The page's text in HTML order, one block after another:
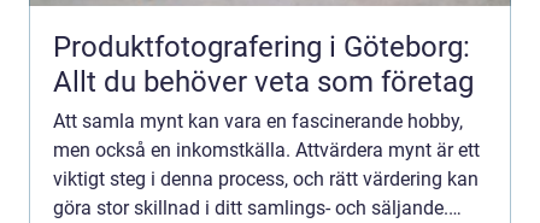
Produktfotografering i Göteborg:
Allt du behöver veta som företag
Att samla mynt kan vara en fascinerande hobby,
men också en inkomstkälla. Attvärdera mynt är ett
viktigt steg i denna process, och rätt värdering kan
göra stor skillnad i ditt samlings- och säljande.